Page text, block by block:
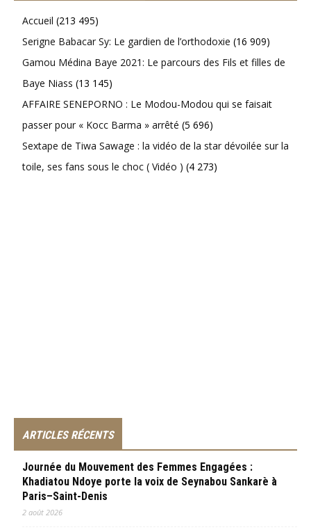
Accueil (213 495)
Serigne Babacar Sy: Le gardien de l’orthodoxie (16 909)
Gamou Médina Baye 2021: Le parcours des Fils et filles de
Baye Niass (13 145)
AFFAIRE SENEPORNO : Le Modou-Modou qui se faisait
passer pour « Kocc Barma » arrêté (5 696)
Sextape de Tiwa Sawage : la vidéo de la star dévoilée sur la
toile, ses fans sous le choc ( Vidéo ) (4 273)
ARTICLES RÉCENTS
Journée du Mouvement des Femmes Engagées :
Khadiatou Ndoye porte la voix de Seynabou Sankarè à
Paris–Saint-Denis
2 août 2026